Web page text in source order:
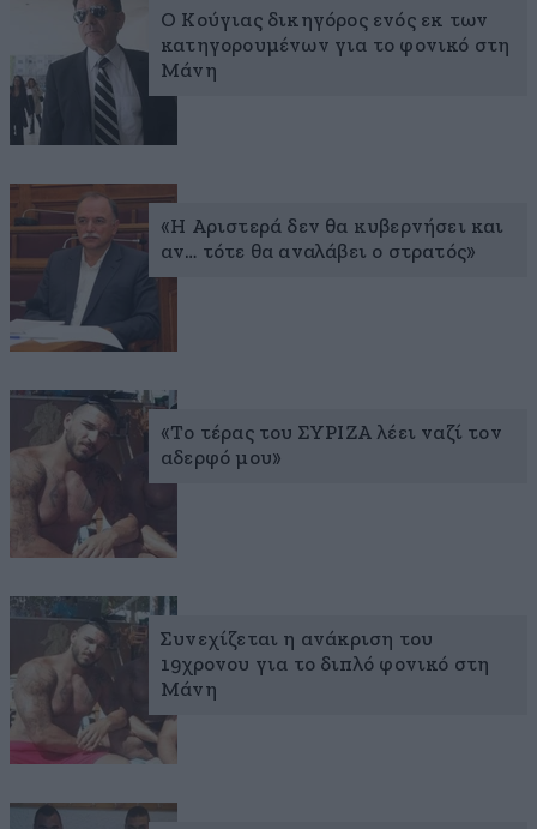
Ο Κούγιας δικηγόρος ενός εκ των
κατηγορουμένων για το φονικό στη
Μάνη
«Η Αριστερά δεν θα κυβερνήσει και
αν… τότε θα αναλάβει ο στρατός»
«Το τέρας του ΣΥΡΙΖΑ λέει ναζί τον
αδερφό μου»
Συνεχίζεται η ανάκριση του
19χρονου για το διπλό φονικό στη
Μάνη